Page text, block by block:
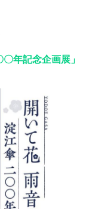
年記念企画展」